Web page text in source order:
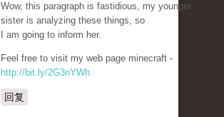
Wow, this paragraph is fastidious, my younger
sister is analyzing these things, so
I am going to inform her.
Feel free to visit my web page minecraft -
http://bit.ly/2G3nYWh
回复